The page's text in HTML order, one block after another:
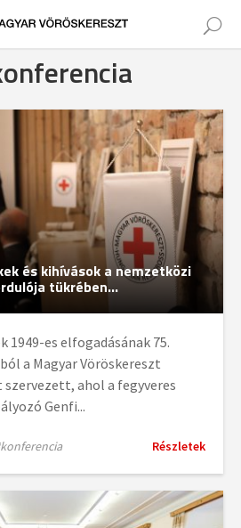
és kihívások a nemzetközi
tükrében...
1949-es elfogadásának 75.
a Magyar Vöröskereszt
ahol a fegyveres
Genfi...
Részletek